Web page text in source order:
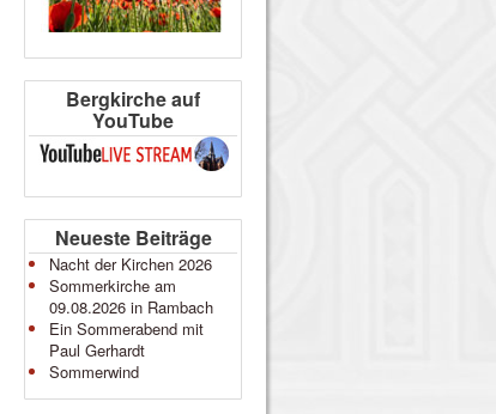
Bergkirche auf
YouTube
Neueste Beiträge
Nacht der Kirchen 2026
Sommerkirche am
09.08.2026 in Rambach
Ein Sommerabend mit
Paul Gerhardt
Sommerwind